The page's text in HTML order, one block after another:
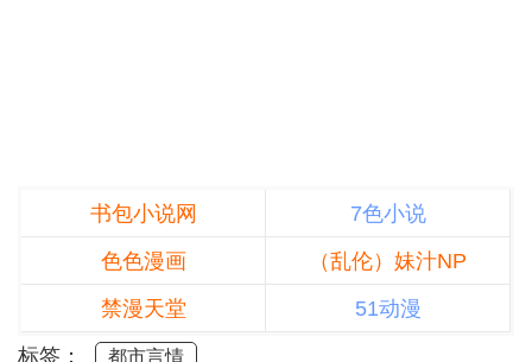
书包小说网
7色小说
色色漫画
（乱伦）妹汁NP
禁漫天堂
51动漫
标签：
都市言情